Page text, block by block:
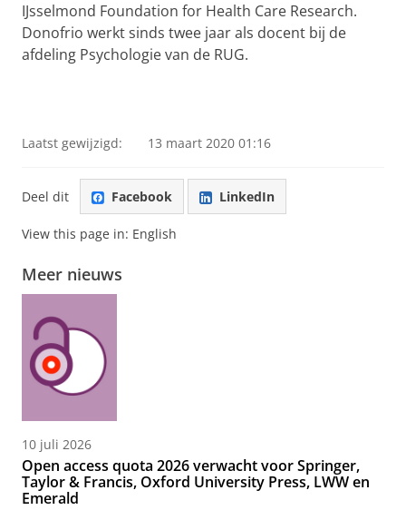
IJsselmond Foundation for Health Care Research.
Donofrio werkt sinds twee jaar als docent bij de
afdeling Psychologie van de RUG.
Laatst gewijzigd: 13 maart 2020 01:16
Deel dit Facebook LinkedIn
View this page in: English
Meer nieuws
10 juli 2026
Open access quota 2026 verwacht voor Springer,
Taylor & Francis, Oxford University Press, LWW en
Emerald